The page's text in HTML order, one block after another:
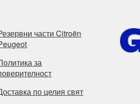
части Citroën
за
по целия свят